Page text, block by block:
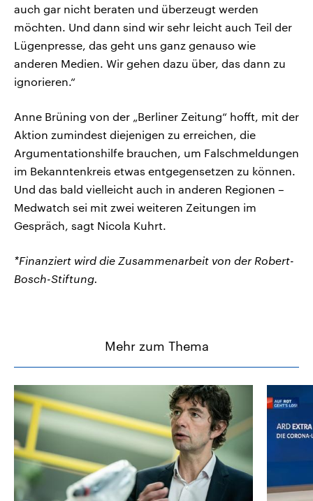
auch gar nicht beraten und überzeugt werden
möchten. Und dann sind wir sehr leicht auch Teil der
Lügenpresse, das geht uns ganz genauso wie
anderen Medien. Wir gehen dazu über, das dann zu
ignorieren.“
Anne Brüning von der „Berliner Zeitung“ hofft, mit der
Aktion zumindest diejenigen zu erreichen, die
Argumentationshilfe brauchen, um Falschmeldungen
im Bekanntenkreis etwas entgegensetzen zu können.
Und das bald vielleicht auch in anderen Regionen –
Medwatch sei mit zwei weiteren Zeitungen im
Gespräch, sagt Nicola Kuhrt.
*Finanziert wird die Zusammenarbeit von der Robert-
Bosch-Stiftung.
Mehr zum Thema